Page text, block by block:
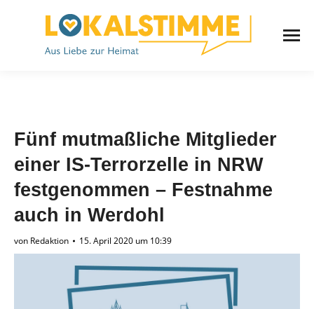
Fünf mutmaßliche Mitglieder
einer IS-Terrorzelle in NRW
festgenommen – Festnahme
auch in Werdohl
von Redaktion 15. April 2020 um 10:39